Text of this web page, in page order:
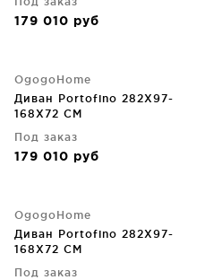
179 010 руб
OgogoHome
Диван Portofino 282X97-
168X72 CM
Под заказ
179 010 руб
OgogoHome
Диван Portofino 282X97-
168X72 CM
Под заказ